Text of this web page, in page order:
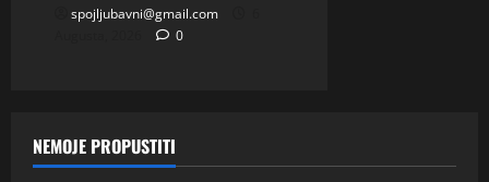
spojljubavni@gmail.com
0
NEMOJE PROPUSTITI